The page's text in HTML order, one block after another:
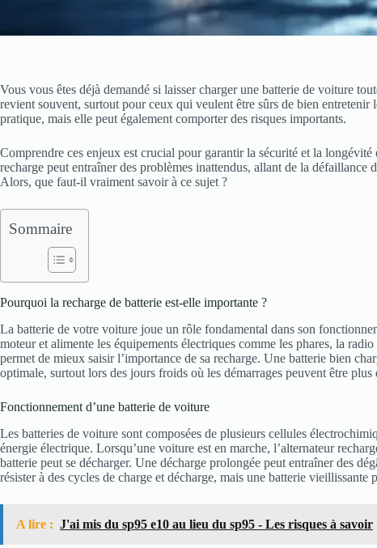
Vous vous êtes déjà demandé si laisser charger une batterie de voiture
revient souvent, surtout pour ceux qui veulent être sûrs de bien
pratique, mais elle peut également comporter des risques importants.
Comprendre ces enjeux est crucial pour garantir la sécurité et la
recharge peut entraîner des problèmes inattendus, allant de la défaillance
Alors, que faut-il vraiment savoir à ce sujet ?
Sommaire
Pourquoi la recharge de batterie est-elle importante ?
La batterie de votre voiture joue un rôle fondamental dans son
moteur et alimente les équipements électriques comme les phares, la
permet de mieux saisir l’importance de sa recharge. Une batterie bien
optimale, surtout lors des jours froids où les démarrages peuvent être
Fonctionnement d’une batterie de voiture
Les batteries de voiture sont composées de plusieurs cellules
énergie électrique. Lorsqu’une voiture est en marche, l’alternateur
batterie peut se décharger. Une décharge prolongée peut entraîner des
résister à des cycles de charge et décharge, mais une batterie vieillissante
A lire : J'ai mis du sp95 e10 au lieu du sp95 - Les risques à savoir